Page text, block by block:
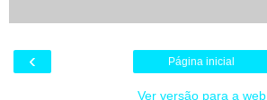
‹ Página inicial
Ver versão para a web